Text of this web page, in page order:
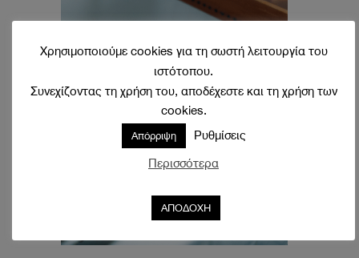
Χρησιμοποιούμε cookies για τη σωστή λειτουργία του
ιστότοπου.
Συνεχίζοντας τη χρήση του, αποδέχεστε και τη χρήση των
cookies.
Απόρριψη Ρυθμίσεις
Περισσότερα
ΑΠΟΔΟΧΗ